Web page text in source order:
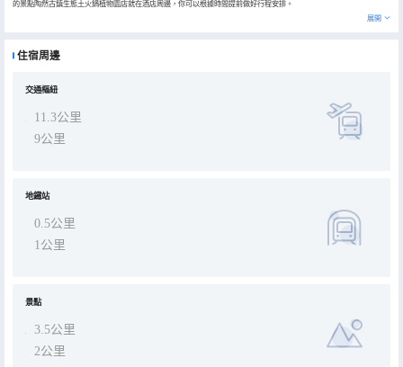
的景點陶然古鎮生態土火鍋植物園店就在酒店周邊，你可以根據時間提前做好行程安排。
酒店對客房的裝飾十分考究，每間設施齊全的客房都配備有空調、衣櫃/衣櫥和房間內高速上網。有飲水需求的旅客，酒
店還為您提供了電熱水壺和瓶裝水。除此之外，配備有拖鞋和24小時熱水的浴室是您消除一天疲勞的好地方。酒店提供
展開
住宿周邊
交通樞紐
11.3公里
9公里
地鐵站
0.5公里
1公里
景點
3.5公里
2公里